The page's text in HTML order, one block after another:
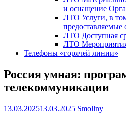
и оснащение
ЛТО Услуги, в
предоставляемые
ЛТО Доступная
ЛТО
Телефоны «горячей линии»
Россия умная:
телекоммуникации
13.03.202513.03.2025 Smollny